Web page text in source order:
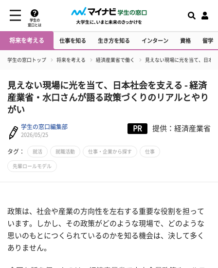
学生の
窓口とは
将来を考える 仕事を知る 生き方を知る インターン 資格 留学
学生の窓口トップ 将来を考える 経済産業省で働く 見えない現場に光を当て、日本
見えない現場に光を当て、日本社会を支える - 経済
産業省・水口さんが語る政策づくりのリアルとやり
がい
学生の窓口編集部
2026/05/25
PR 提供：経済産業省
タグ： 就活 就職活動 仕事・企業から探す 仕事
先輩ロールモデル
政策は、社会や産業の方向性を左右する重要な役割を担って
います。しかし、その政策がどのような現場で、どのような
思いのもとにつくられているのかを知る機会は、決して多く
ありません。